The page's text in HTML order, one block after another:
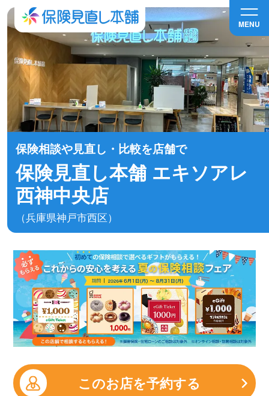
MENU
保険相談や見直し・比較を店舗で
保険見直し本舗 エキソアレ
西神中央店
（兵庫県神戸市西区）
このお店を予約する